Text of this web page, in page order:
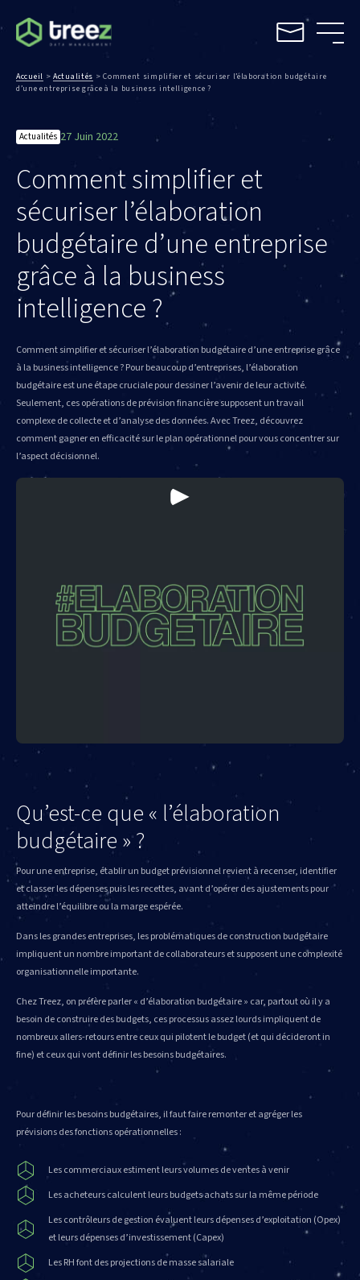
Accueil >Actualités > Comment simplifier et sécuriser l’élaboration budgétaire
d’une entreprise grâce à la business intelligence ?
Actualités 27 Juin 2022
Comment simplifier et
sécuriser l’élaboration
budgétaire d’une entreprise
grâce à la business
intelligence ?
Comment simplifier et sécuriser l’élaboration budgétaire d’une entreprise grâce
à la business intelligence ? Pour beaucoup d’entreprises, l’élaboration
budgétaire est une étape cruciale pour dessiner l’avenir de leur activité.
Seulement, ces opérations de prévision financière supposent un travail
complexe de collecte et d’analyse des données. Avec Treez, découvrez
comment gagner en efficacité sur le plan opérationnel pour vous concentrer sur
l’aspect décisionnel.
Qu’est-ce que « l’élaboration
budgétaire » ?
Pour une entreprise, établir un budget prévisionnel revient à recenser, identifier
et classer les dépenses puis les recettes, avant d’opérer des ajustements pour
atteindre l’équilibre ou la marge espérée.
Dans les grandes entreprises, les problématiques de construction budgétaire
impliquent un nombre important de collaborateurs et supposent une complexité
organisationnelle importante.
Chez Treez, on préfère parler « d’élaboration budgétaire » car, partout où il y a
besoin de construire des budgets, ces processus assez lourds impliquent de
nombreux allers-retours entre ceux qui pilotent le budget (et qui décideront in
fine) et ceux qui vont définir les besoins budgétaires.
Pour définir les besoins budgétaires, il faut faire remonter et agréger les
prévisions des fonctions opérationnelles :
Les commerciaux estiment leurs volumes de ventes à venir
Les acheteurs calculent leurs budgets achats sur la même période
Les contrôleurs de gestion évaluent leurs dépenses d’exploitation (Opex)
et leurs dépenses d’investissement (Capex)
Les RH font des projections de masse salariale